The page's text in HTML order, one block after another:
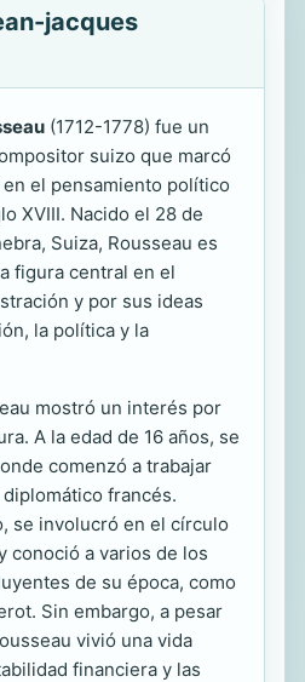
jacques
(1712-1778) fue un
suizo que marcó
el pensamiento político
XVIII. Nacido el 28 de
Suiza, Rousseau es
figura central en el
y por sus ideas
la política y la
mostró un interés por
A la edad de 16 años, se
comenzó a trabajar
francés.
se involucró en el círculo
conoció a varios de los
de su época, como
Sin embargo, a pesar
vivió una vida
financiera y las